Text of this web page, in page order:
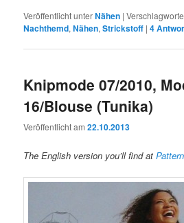
Veröffentlicht unterNähen |
Nachthemd,Nähen,Strickstoff |4
Knipmode 07/2010,
16/Blouse (Tunika)
Veröffentlicht am22.10.2013
The English version you’ll find at